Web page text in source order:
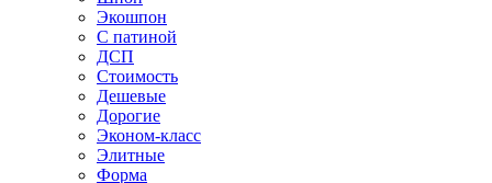
Экошпон
С патиной
ДСП
Стоимость
Дешевые
Дорогие
Эконом-класс
Элитные
Форма